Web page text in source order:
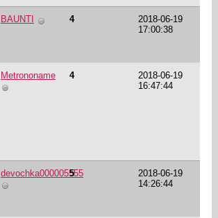
BAUNTI 4
2018-06-19
17:00:38
Metrononame 4
2018-06-19
16:47:44
devochka000005555
5
2018-06-19
14:26:44